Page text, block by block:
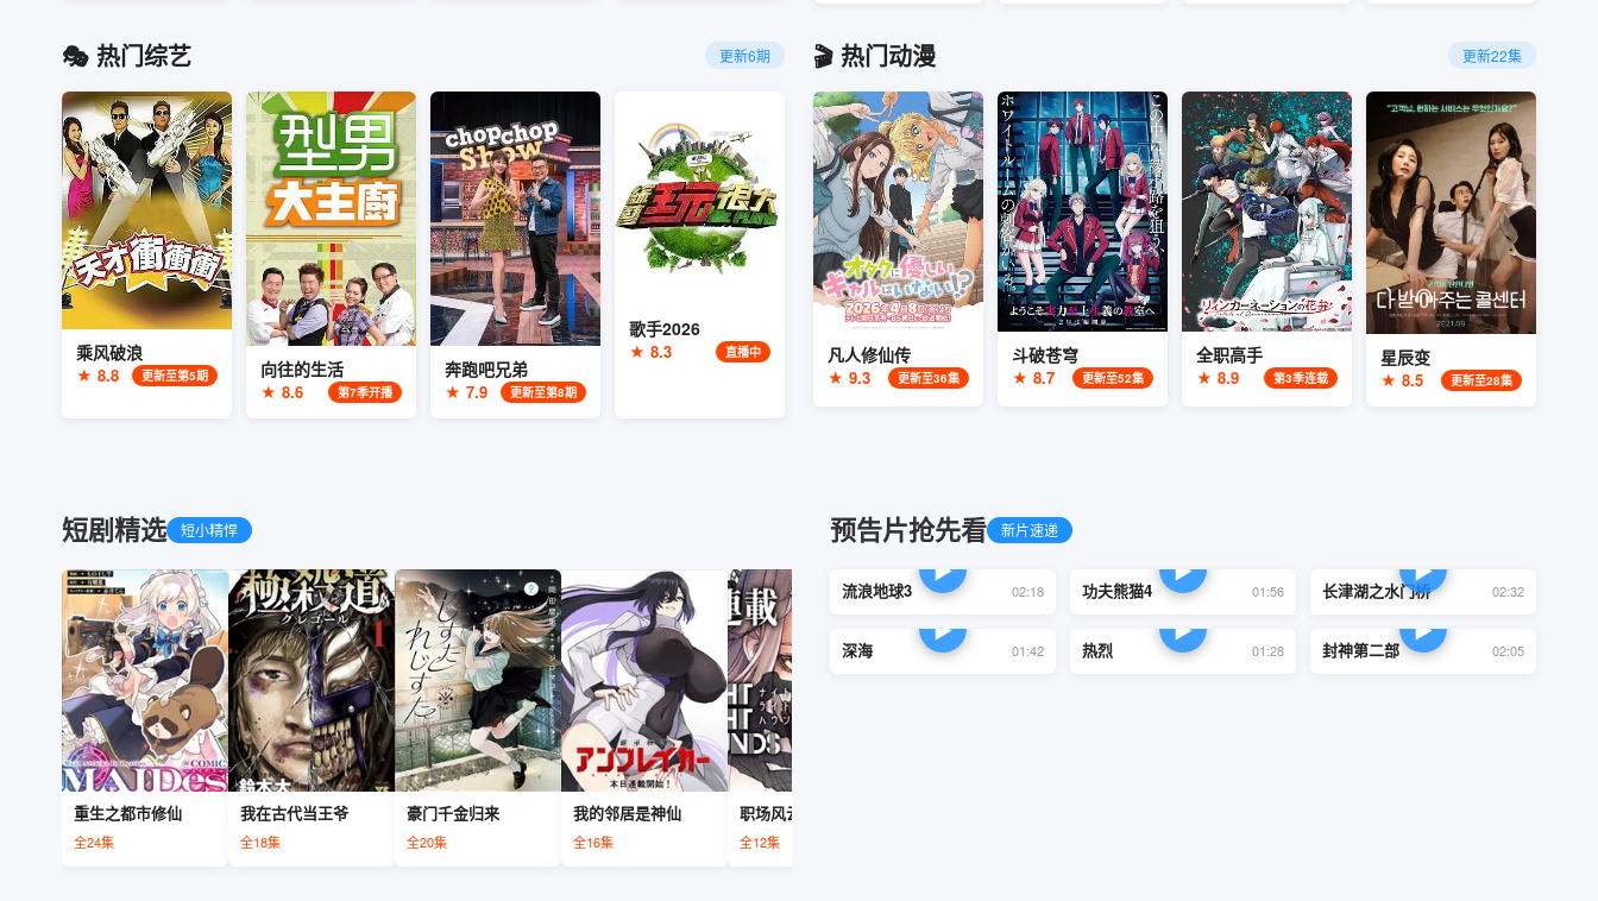
🎭 热门综艺 更新6期
乘风破浪
★ 8.8 更新至第5期 向往的生活
★ 8.6 第7季开播
奔跑吧兄弟
★ 7.9 更新至第8期
歌手2026
★ 8.3 直播中
🎬 热门动漫 更新22集
凡人修仙传
★ 9.3 更新至36集
斗破苍穹
★ 8.7 更新至52集
全职高手
★ 8.9 第3季连载
星辰变
★ 8.5 更新至28集
短剧精选 短小精悍
重生之都市修仙
全24集
我在古代当王爷
全18集
豪门千金归来
全20集
我的邻居是神仙
全16集
职场风云
全12集
逆袭之巅峰人生
预告片抢先看 新片速递
▶
流浪地球3 02:18
▶
功夫熊猫4 01:56
▶
长津湖之水门桥 02:32
▶
深海 01:42
▶
热烈 01:28
▶
封神第二部 02:05